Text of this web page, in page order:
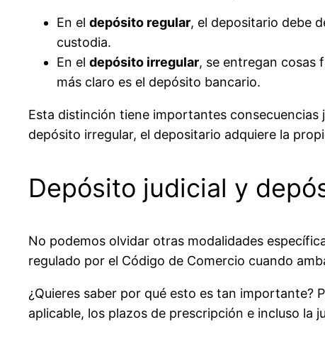
En el depósito regular, el depositario debe
custodia.
En el depósito irregular, se entregan cosas
más claro es el depósito bancario.
Esta distinción tiene importantes consecuencias
depósito irregular, el depositario adquiere la
Depósito judicial y
No podemos olvidar otras modalidades
regulado por el Código de Comercio cuando
¿Quieres saber por qué esto es tan importante?
aplicable, los plazos de prescripción e incluso la